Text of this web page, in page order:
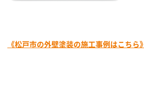
《松戸市の外壁塗装の施工事例はこちら》